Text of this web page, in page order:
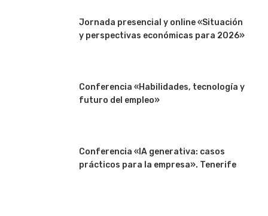
Jornada presencial y online «Situación
y perspectivas económicas para 2026»
Conferencia «Habilidades, tecnología y
futuro del empleo»
Conferencia «IA generativa: casos
prácticos para la empresa». Tenerife